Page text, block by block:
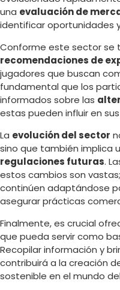
una evaluación de
identificar oportunidades
Conforme este sector se
recomendaciones de
jugadores que buscan
fundamental que los
informados sobre las
estas pueden influir en
La evolución del sector
sino que también implica
regulaciones futuras.
estos cambios son
continúen adaptándose
asegurar prácticas
Finalmente, es crucial
que pueda servir como
Recopilar información y
contribuirá a la creación
sostenible en el mundo